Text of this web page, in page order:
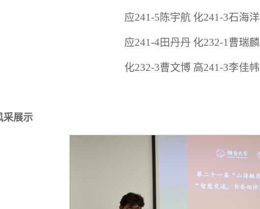
应241-5陈宇航 化241-3石海洋
应241-4田丹丹 化232-1曹瑞麟
化232-3曹文博 高241-3李佳帏
采展示